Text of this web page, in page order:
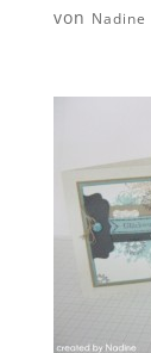
von Nadine